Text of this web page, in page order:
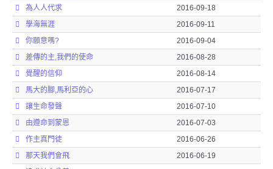
為人人代求
2016-09-18
學海無涯
2016-09-11
你願意嗎?
2016-09-04
差傳的主,我們的使命
2016-08-28
覺醒的信仰
2016-08-14
馬大的腳,馬利亞的心
2016-07-17
讓生命發聲
2016-07-10
由遵命到蒙恩
2016-07-03
作主真門徒
2016-06-26
那天我們會飛
2016-06-19